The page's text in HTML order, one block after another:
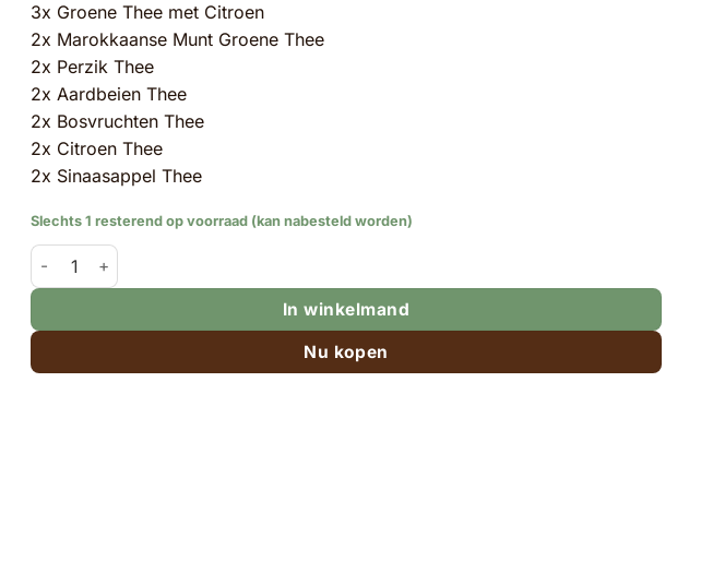
3x Groene Thee met Citroen
2x Marokkaanse Munt Groene Thee
2x Perzik Thee
2x Aardbeien Thee
2x Bosvruchten Thee
2x Citroen Thee
2x Sinaasappel Thee
Slechts 1 resterend op voorraad (kan nabesteld worden)
Tea-stick | display klein met 24 sticks in diverse smaken aantal
In winkelmand
Nu kopen